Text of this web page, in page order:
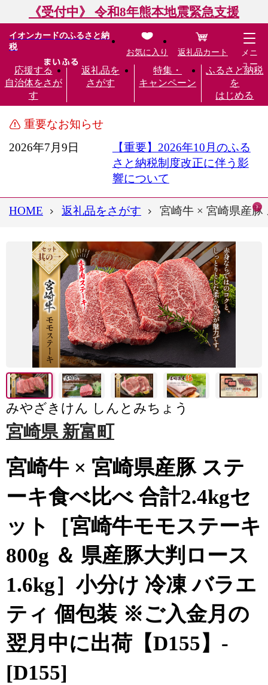
《受付中》 令和8年熊本地震緊急支援
イオンカードのふるさと納
税
応援する
自治体をさが
す
返礼品を
さがす
特集・
キャンペーン
ふるさと納税
を
はじめる
お気に入り 返礼品カート
メニ
ュー
重要なお知らせ
2026年7月9日
【重要】2026年10月のふる
さと納税制度改正に伴う影
響について
HOME 返礼品をさがす 宮崎牛 × 宮崎県産豚
みやざきけん しんとみちょう
宮崎県 新富町
宮崎牛 × 宮崎県産豚 ステ
ーキ食べ比べ 合計2.4kgセ
ット［宮崎牛モモステーキ
800g ＆ 県産豚大判ロース
1.6kg］小分け 冷凍 バラエ
ティ 個包装 ※ご入金月の
翌月中に出荷【D155】-
[D155]